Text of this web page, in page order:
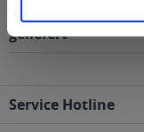
geliefert
Service Hotline